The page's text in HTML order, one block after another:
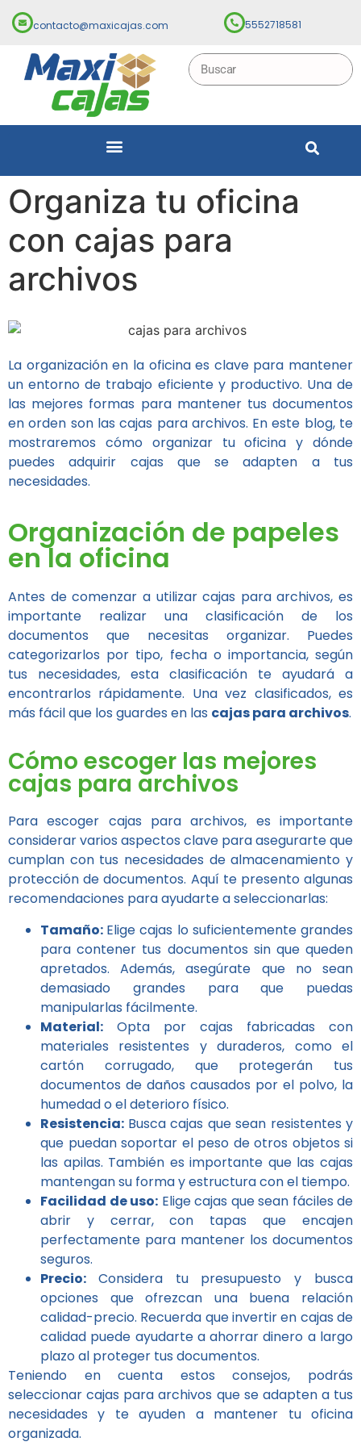
contacto@maxicajas.com 5552718581
Organiza tu oficina
con cajas para
archivos
La organización en la oficina es clave para mantener
un entorno de trabajo eficiente y productivo. Una de
las mejores formas para mantener tus documentos
en orden son las cajas para archivos. En este blog, te
mostraremos cómo organizar tu oficina y dónde
puedes adquirir cajas que se adapten a tus
necesidades.
Organización de papeles
en la oficina
Antes de comenzar a utilizar cajas para archivos, es
importante realizar una clasificación de los
documentos que necesitas organizar. Puedes
categorizarlos por tipo, fecha o importancia, según
tus necesidades, esta clasificación te ayudará a
encontrarlos rápidamente. Una vez clasificados, es
más fácil que los guardes en las cajas para archivos.
Cómo escoger las mejores
cajas para archivos
Para escoger cajas para archivos, es importante
considerar varios aspectos clave para asegurarte que
cumplan con tus necesidades de almacenamiento y
protección de documentos. Aquí te presento algunas
recomendaciones para ayudarte a seleccionarlas:
Tamaño: Elige cajas lo suficientemente grandes
para contener tus documentos sin que queden
apretados. Además, asegúrate que no sean
demasiado grandes para que puedas
manipularlas fácilmente.
Material: Opta por cajas fabricadas con
materiales resistentes y duraderos, como el
cartón corrugado, que protegerán tus
documentos de daños causados por el polvo, la
humedad o el deterioro físico.
Resistencia: Busca cajas que sean resistentes y
que puedan soportar el peso de otros objetos si
las apilas. También es importante que las cajas
mantengan su forma y estructura con el tiempo.
Facilidad de uso: Elige cajas que sean fáciles de
abrir y cerrar, con tapas que encajen
perfectamente para mantener los documentos
seguros.
Precio: Considera tu presupuesto y busca
opciones que ofrezcan una buena relación
calidad-precio. Recuerda que invertir en cajas de
calidad puede ayudarte a ahorrar dinero a largo
plazo al proteger tus documentos.
Teniendo en cuenta estos consejos, podrás
seleccionar cajas para archivos que se adapten a tus
necesidades y te ayuden a mantener tu oficina
organizada.